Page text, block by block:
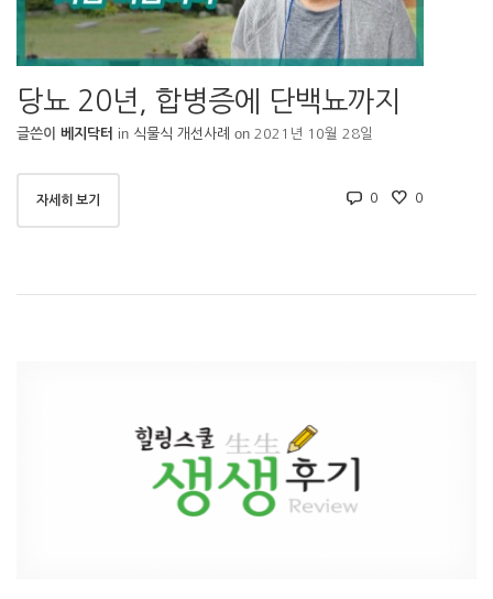
당뇨 20년, 합병증에 단백뇨까지
글쓴이 베지닥터 in 식물식 개선사례 on 2021년 10월 28일
자세히 보기 0 0